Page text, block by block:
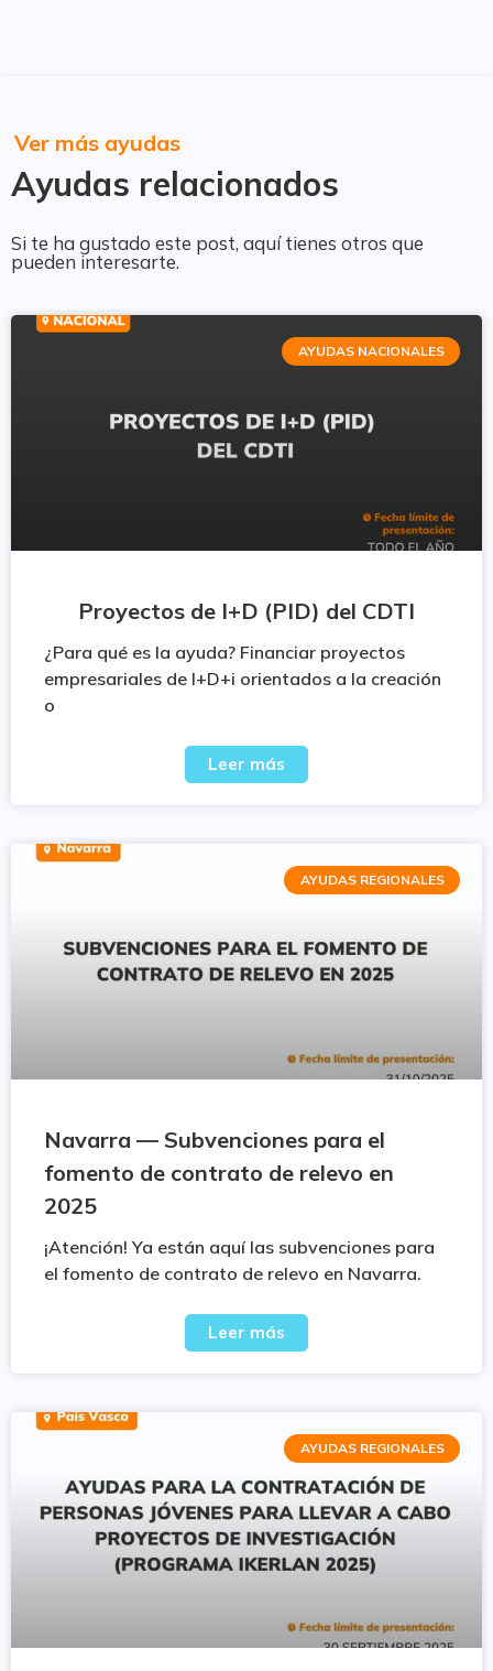
Ayudas relacionados
Ver más ayudas
Si te ha gustado este post, aquí tienes otros que
pueden interesarte.
AYUDAS NACIONALES
Proyectos de I+D (PID) del CDTI
¿Para qué es la ayuda? Financiar proyectos
empresariales de I+D+i orientados a la creación
o
Leer más
AYUDAS REGIONALES
Navarra — Subvenciones para el
fomento de contrato de relevo en
2025
¡Atención! Ya están aquí las subvenciones para
el fomento de contrato de relevo en Navarra.
Leer más
AYUDAS REGIONALES